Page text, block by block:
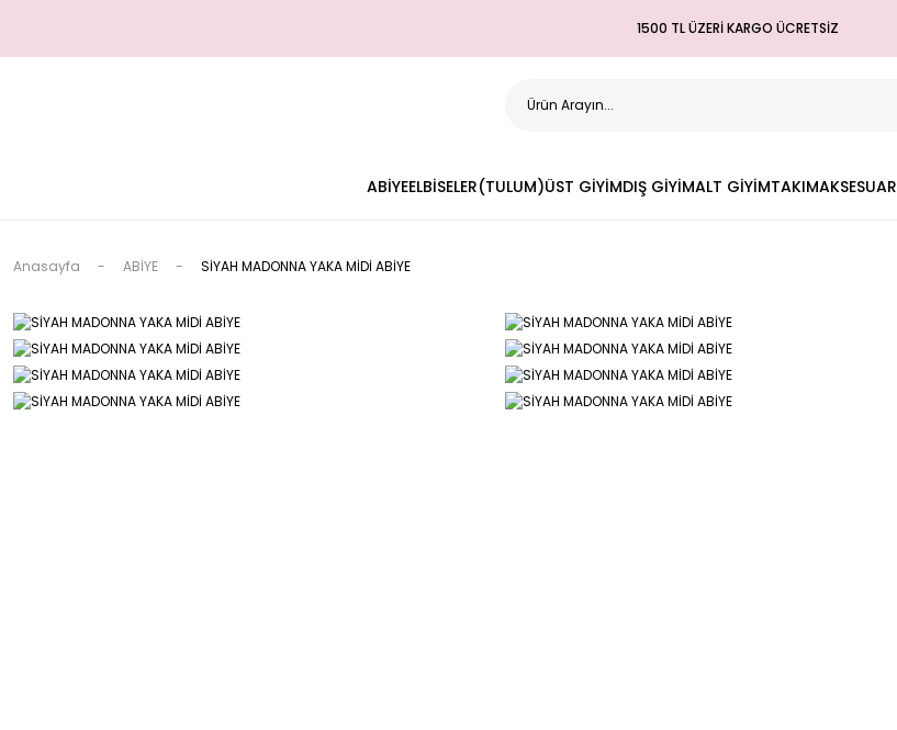
1500 TL ÜZERİ KARGO ÜCRETSİZ
ABİYEELBİSELER(TULUM)ÜST GİYİMDIŞ GİYİMALT GİYİMTAKIMAKSESUAR
Anasayfa ABİYE SİYAH MADONNA YAKA MİDİ ABİYE